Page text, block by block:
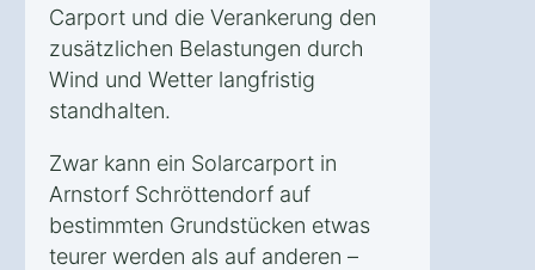
Carport und die Verankerung den
zusätzlichen Belastungen durch
Wind und Wetter langfristig
standhalten.
Zwar kann ein Solarcarport in
Arnstorf Schröttendorf auf
bestimmten Grundstücken etwas
teurer werden als auf anderen –